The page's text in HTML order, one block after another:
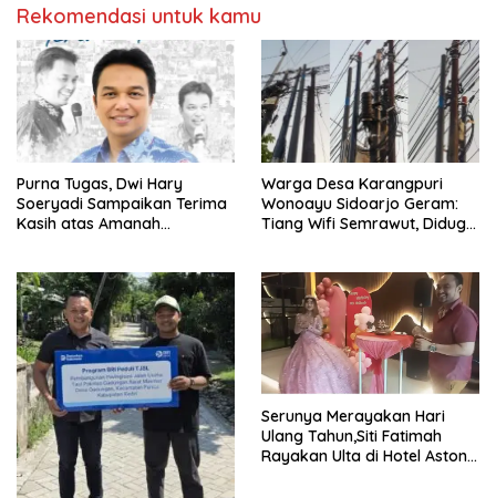
Rekomendasi untuk kamu
Purna Tugas, Dwi Hary
Soeryadi Sampaikan Terima
Kasih atas Amanah
Warga Desa Karangpuri
Wonoayu Sidoarjo Geram:
Tiang Wifi Semrawut, Diduga
Pemilik Tanah
Serunya Merayakan Hari
Ulang Tahun,Siti Fatimah
Rayakan Ulta di Hotel Aston